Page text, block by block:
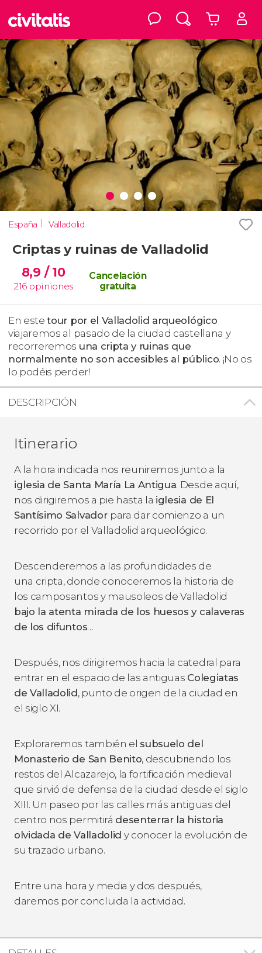
España Valladolid
Criptas y ruinas de Valladolid
8,9 / 10
216 opiniones
Cancelación
gratuita
En estetour por el Valladolid arqueológico
viajaremos al pasado de la ciudad castellana y
recorreremos una cripta y ruinas que
normalmente no son accesibles al público. ¡No os
lo podéis perder!
DESCRIPCIÓN
Itinerario
A la hora indicada nos reuniremos junto a la
iglesia de Santa María La Antigua. Desde aquí,
nos dirigiremos a pie hasta la iglesia de El
Santísimo Salvador para dar comienzo a un
recorrido por el Valladolid arqueológico.
Descenderemos a las profundidades de
una cripta, donde conoceremos la historia de
los camposantos y mausoleos de Valladolid
bajo la atenta mirada de los huesos y calaveras
de los difuntos…
Después, nos dirigiremos hacia la catedral para
entrar en el espacio de las antiguas Colegiatas
de Valladolid, punto de origen de la ciudad en
el siglo XI.
Exploraremos también el subsuelo del
Monasterio de San Benito, descubriendo los
restos del Alcazarejo, la fortificación medieval
que sirvió de defensa de la ciudad desde el siglo
XIII. Un paseo por las calles más antiguas del
centro nos permitirá desenterrar la historia
olvidada de Valladolid y conocer la evolución de
su trazado urbano.
Entre una hora y media y dos después,
daremos por concluida la actividad.